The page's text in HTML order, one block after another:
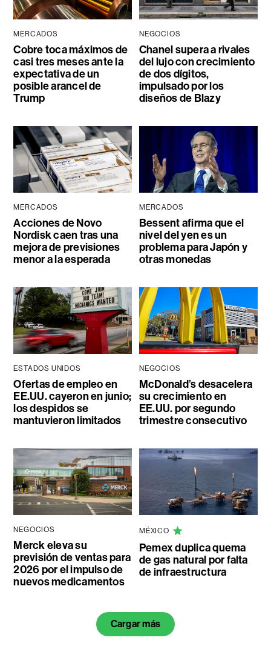
MERCADOS
Cobre toca máximos de
casi tres meses ante la
expectativa de un
posible arancel de
Trump
NEGOCIOS
Chanel supera a rivales
del lujo con crecimiento
de dos dígitos,
impulsado por los
diseños de Blazy
MERCADOS
Acciones de Novo
Nordisk caen tras una
mejora de previsiones
menor a la esperada
MERCADOS
Bessent afirma que el
nivel del yen es un
problema para Japón y
otras monedas
ESTADOS UNIDOS
Ofertas de empleo en
EE.UU. cayeron en junio;
los despidos se
mantuvieron limitados
NEGOCIOS
McDonald’s desacelera
su crecimiento en
EE.UU. por segundo
trimestre consecutivo
NEGOCIOS
Merck eleva su
previsión de ventas para
2026 por el impulso de
nuevos medicamentos
MÉXICO
Pemex duplica quema
de gas natural por falta
de infraestructura
Cargar más